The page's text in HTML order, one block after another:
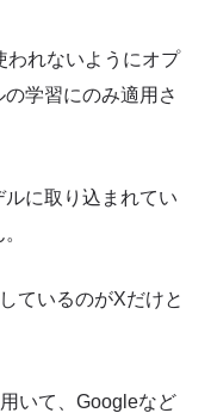
われないようにオプ
学習にのみ適用さ
に取り込まれてい
ているのがXだけと
いて、Googleなど